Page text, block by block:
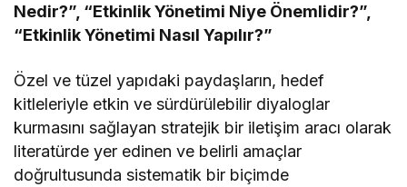
Nedir?”, “Etkinlik Yönetimi Niye Önemlidir?”,
“Etkinlik Yönetimi Nasıl Yapılır?”
Özel ve tüzel yapıdaki paydaşların, hedef
kitleleriyle etkin ve sürdürülebilir diyaloglar
kurmasını sağlayan stratejik bir iletişim aracı olarak
literatürde yer edinen ve belirli amaçlar
doğrultusunda sistematik bir biçimde